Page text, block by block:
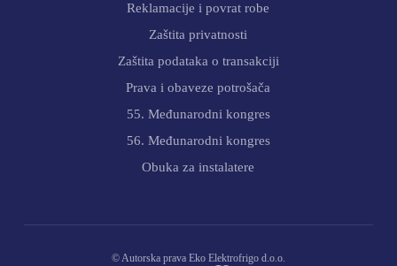
Reklamacije i povrat robe
Zaštita privatnosti
Zaštita podataka o transakciji
Prava i obaveze potrošača
55. Međunarodni kongres
56. Međunarodni kongres
Obuka za instalatere
© Autorska prava Eko Elektrofrigo d.o.o.